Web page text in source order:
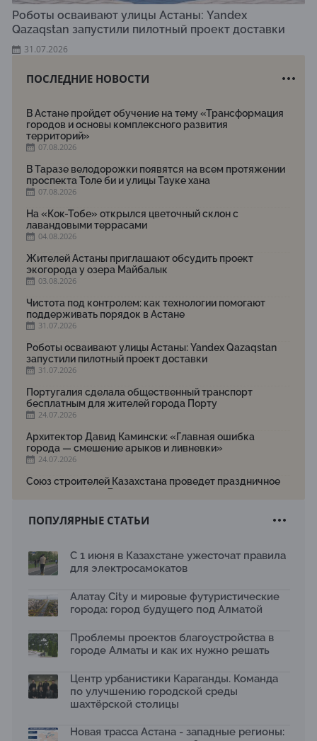
Роботы осваивают улицы Астаны: Yandex
Qazaqstan запустили пилотный проект доставки
31.07.2026
ПОСЛЕДНИЕ НОВОСТИ
В Астане пройдет обучение на тему «Трансформация
городов и основы комплексного развития
территорий»
07.08.2026
В Таразе велодорожки появятся на всем протяжении
проспекта Толе би и улицы Тауке хана
07.08.2026
На «Кок-Тобе» открылся цветочный склон с
лавандовыми террасами
04.08.2026
Жителей Астаны приглашают обсудить проект
экогорода у озера Майбалык
03.08.2026
Чистота под контролем: как технологии помогают
поддерживать порядок в Астане
31.07.2026
Роботы осваивают улицы Астаны: Yandex Qazaqstan
запустили пилотный проект доставки
31.07.2026
Португалия сделала общественный транспорт
бесплатным для жителей города Порту
24.07.2026
Архитектор Давид Камински: «Главная ошибка
города — смешение арыков и ливневки»
24.07.2026
Союз строителей Казахстана проведет праздничное
мероприятие ко Дню строителя
Новый Строительный кодекс: что изменилось для
Бауыржана Байбахтиева
17.07.2026
рободоставки в Астане
15.07.2026
2026 принимает заявки до 31 июля
13.07.2026
темой новой выставки в «Целинном»
13.07.2026
Қазақстан»: воспитанники подарили вторую жизнь
отходам
ПОПУЛЯРНЫЕ СТАТЬИ
С 1 июня в Казахстане ужесточат правила
для электросамокатов
Алатау City и мировые футуристические
города: город будущего под Алматой
Проблемы проектов благоустройства в
городе Алматы и как их нужно решать
Центр урбанистики Караганды. Команда
по улучшению городской среды
шахтёрской столицы
Новая трасса Астана - западные регионы: